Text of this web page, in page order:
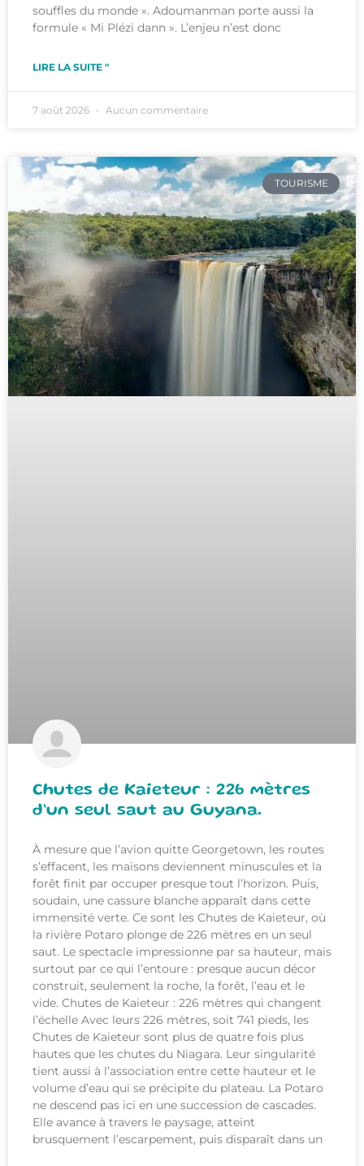
souffles du monde ». Adoumanman porte aussi la
formule « Mi Plézi dann ». L’enjeu n’est donc
LIRE LA SUITE "
7 août 2026 Aucun commentaire
TOURISME
Chutes de Kaieteur : 226 mètres
d’un seul saut au Guyana.
À mesure que l’avion quitte Georgetown, les routes
s’effacent, les maisons deviennent minuscules et la
forêt finit par occuper presque tout l’horizon. Puis,
soudain, une cassure blanche apparaît dans cette
immensité verte. Ce sont les Chutes de Kaieteur, où
la rivière Potaro plonge de 226 mètres en un seul
saut. Le spectacle impressionne par sa hauteur, mais
surtout par ce qui l’entoure : presque aucun décor
construit, seulement la roche, la forêt, l’eau et le
vide. Chutes de Kaieteur : 226 mètres qui changent
l’échelle Avec leurs 226 mètres, soit 741 pieds, les
Chutes de Kaieteur sont plus de quatre fois plus
hautes que les chutes du Niagara. Leur singularité
tient aussi à l’association entre cette hauteur et le
volume d’eau qui se précipite du plateau. La Potaro
ne descend pas ici en une succession de cascades.
Elle avance à travers le paysage, atteint
brusquement l’escarpement, puis disparaît dans un